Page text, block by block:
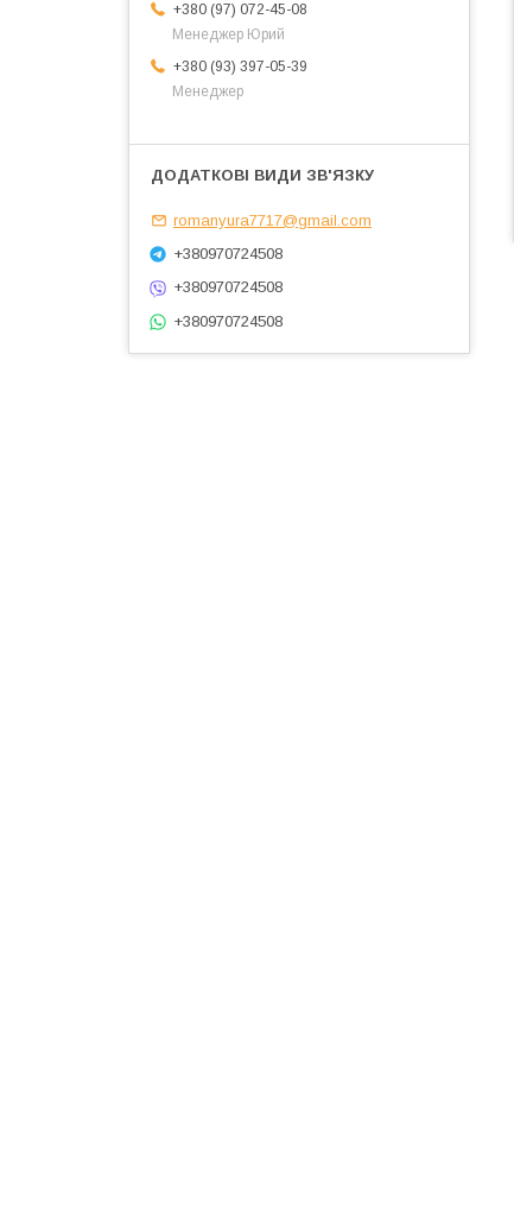
+380 (97) 072-45-08
Менеджер Юрий
+380 (93) 397-05-39
Менеджер
romanyura7717@gmail.com
+380970724508
+380970724508
+380970724508